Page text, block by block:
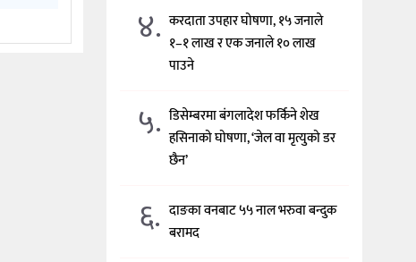
४. करदाता उपहार घोषणा, १५ जनाले
१–१ लाख र एक जनाले १० लाख
पाउने
५. डिसेम्बरमा बंगलादेश फर्किने शेख
हसिनाको घोषणा, ‘जेल वा मृत्युको डर
छैन’
६. दाङका वनबाट ५५ नाल भरुवा बन्दुक
बरामद